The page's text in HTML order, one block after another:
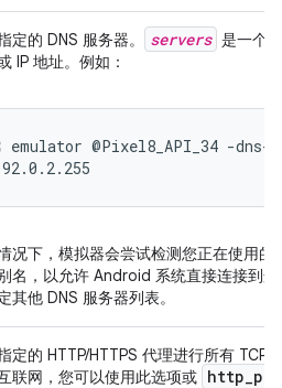
定的 DNS 服务器。 servers 是一个
IP 地址。例如：
emulator @Pixel8_API_34 -
况下，模拟器会尝试检测您正在使用
名，以允许 Android 系统直接连接到
其他 DNS 服务器列表。
定的 HTTP/HTTPS 代理进行所有 TCP
联网，您可以使用此选项或 http_